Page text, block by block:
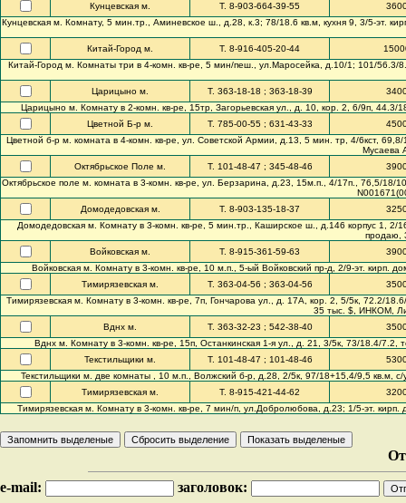
Кунцевская м.
Т. 8-903-664-39-55
Кунцевская м. Комнату, 5 мин.тр., Аминевское ш., д.28, к.3; 78/18.6 кв.м, кухня 9, 3/5-эт.
Китай-Город м. Т. 8-916-405-20-44
Китай-Город м. Комнаты три в 4-комн. кв-ре, 5 мин/пеш., ул.Маросейка, д.10/1; 101/
Царицыно м. Т. 363-18-18 ; 363-18-39
Царицыно м. Комнату в 2-комн. кв-ре, 15тр, Загорьевская ул., д. 10, кор. 2, 6/9п,
Цветной Б-р м.
Т. 785-00-55 ; 631-43-33
Цветной б-р м. комната в 4-комн. кв-ре, ул. Советской Армии, д.13, 5 мин. тр, 4/6кст,
Мусаева
Октябрьское Поле м.
Т. 101-48-47 ; 345-48-46
Октябрьское поле м. комната в 3-комн. кв-ре, ул. Берзарина, д.23, 15м.п., 4/17п., 76,5/
Домодедовская м.
Т. 8-903-135-18-37
Домодедовская м. Комнату в 3-комн. кв-ре, 5 мин.тр., Каширское ш., д.146 корпус 1,
продаю,
Войковская м.
Т. 8-915-361-59-63
Войковская м. Комнату в 3-комн. кв-ре, 10 м.п., 5-ый Войковский пр-д, 2/9-эт. кирп.
Тимирязевская м.
Т. 363-04-56 ; 363-04-56
Тимирязевская м. Комнату в 3-комн. кв-ре, 7п, Гончарова ул., д. 17А, кор. 2, 5/5к, 72.2/
35 тыс. $, ИНКОМ,
Вднх м.
Т. 363-32-23 ; 542-38-40
Вднх м. Комнату в 3-комн. кв-ре, 15п, Останкинская 1-я ул., д. 21, 3/5к, 73/18.4/
Текстильщики м.
Т. 101-48-47 ; 101-48-46
Текстильщики м. две комнаты , 10 м.п., Волжский б-р, д.28, 2/5к, 97/18+15,4/9,5 кв.м,
Тимирязевская м.
Т. 8-915-421-44-62
Тимирязевская м. Комнату в 3-комн. кв-ре, 7 мин/п, ул.Добролюбова, д.23; 1/5-эт.
e-mail: заголовок: